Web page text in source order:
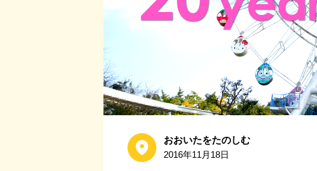
おおいたをたのしむ
2016年11月18日